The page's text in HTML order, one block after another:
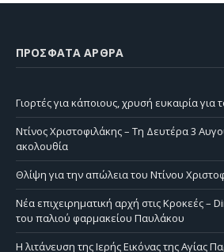
ΠΡΌΣΦΑΤΑ ΆΡΘΡΑ
Γιορτές για κάποιους, χρυσή ευκαιρία για
Ντίνος Χριστοφιλάκης – Τη Δευτέρα 3
ακολουθία
Θλίψη για την απώλεια του Ντίνου
Νέα επιχειρηματική αρχή στις Κροκεές –
του παλιού φαρμακείου Παυλάκου
Η λιτάνευση της Ιερής Εικόνας της Αγίας